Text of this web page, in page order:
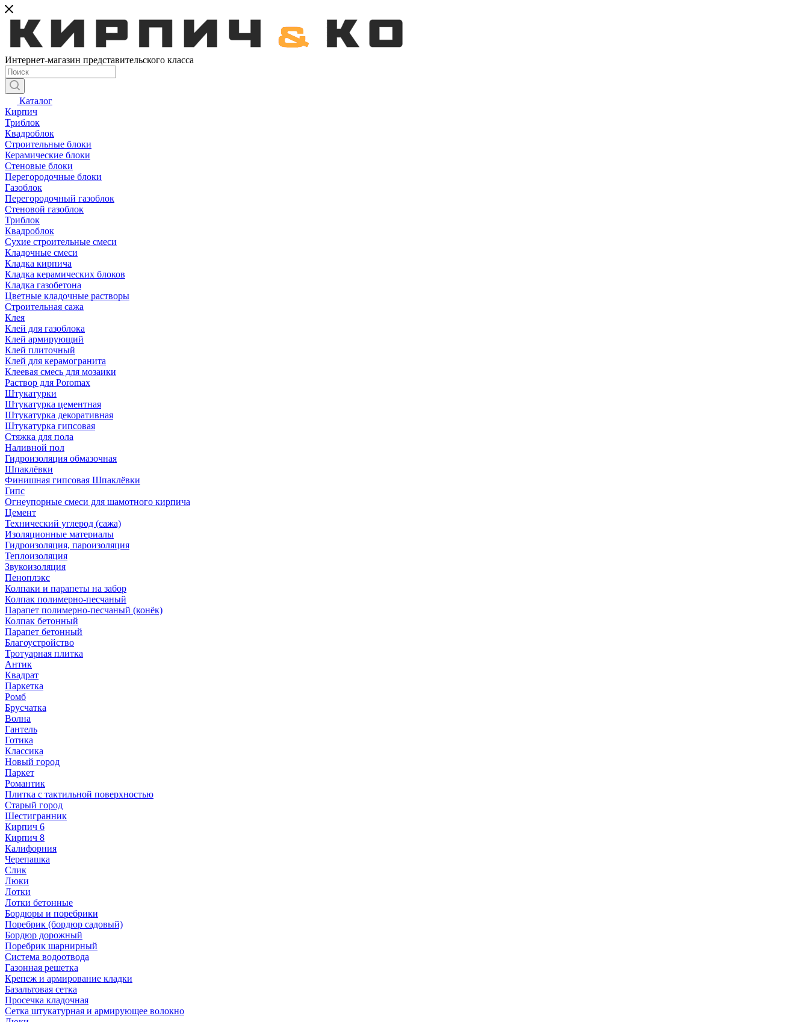
Интернет-магазин представительского класса
Каталог
Кирпич
Триблок
Квадроблок
Строительные блоки
Керамические блоки
Стеновые блоки
Перегородочные блоки
Газоблок
Перегородочный газоблок
Стеновой газоблок
Триблок
Квадроблок
Сухие строительные смеси
Кладочные смеси
Кладка кирпича
Кладка керамических блоков
Кладка газобетона
Цветные кладочные растворы
Строительная сажа
Клея
Клей для газоблока
Клей армирующий
Клей плиточный
Клей для керамогранита
Клеевая смесь для мозаики
Раствор для Poromax
Штукатурки
Штукатурка цементная
Штукатурка декоративная
Штукатурка гипсовая
Стяжка для пола
Наливной пол
Гидроизоляция обмазочная
Шпаклёвки
Финишная гипсовая Шпаклёвки
Гипс
Огнеупорные смеси для шамотного кирпича
Цемент
Технический углерод (сажа)
Изоляционные материалы
Гидроизоляция, пароизоляция
Теплоизоляция
Звукоизоляция
Пеноплэкс
Колпаки и парапеты на забор
Колпак полимерно-песчаный
Парапет полимерно-песчаный (конёк)
Колпак бетонный
Парапет бетонный
Благоустройство
Тротуарная плитка
Антик
Квадрат
Паркетка
Ромб
Брусчатка
Волна
Гантель
Готика
Классика
Новый город
Паркет
Романтик
Плитка с тактильной поверхностью
Старый город
Шестигранник
Кирпич 6
Кирпич 8
Калифорния
Черепашка
Слик
Люки
Лотки
Лотки бетонные
Бордюры и поребрики
Поребрик (бордюр садовый)
Бордюр дорожный
Поребрик шарнирный
Система водоотвода
Газонная решетка
Крепеж и армирование кладки
Базальтовая сетка
Просечка кладочная
Сетка штукатурная и армирующее волокно